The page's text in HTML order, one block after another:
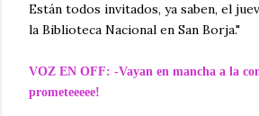
Están todos invitados, ya saben, el
la Biblioteca Nacional en San Borja."
VOZ EN OFF: -Vayan en mancha a la
prometeeeee!